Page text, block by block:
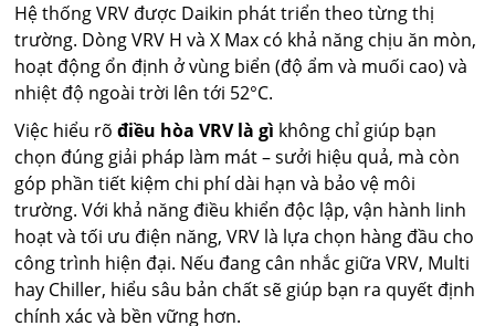
Hệ thống VRV được Daikin phát triển theo từng thị
trường. Dòng VRV H và X Max có khả năng chịu ăn mòn,
hoạt động ổn định ở vùng biển (độ ẩm và muối cao) và
nhiệt độ ngoài trời lên tới 52°C.
Việc hiểu rõđiều hòa VRV là gì không chỉ giúp bạn
chọn đúng giải pháp làm mát – sưởi hiệu quả, mà còn
góp phần tiết kiệm chi phí dài hạn và bảo vệ môi
trường. Với khả năng điều khiển độc lập, vận hành linh
hoạt và tối ưu điện năng, VRV là lựa chọn hàng đầu cho
công trình hiện đại. Nếu đang cân nhắc giữa VRV, Multi
hay Chiller, hiểu sâu bản chất sẽ giúp bạn ra quyết định
chính xác và bền vững hơn.